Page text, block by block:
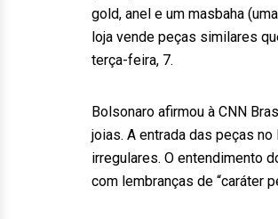
gold, anel e um masbaha
loja vende peças similares
terça-feira, 7.
Bolsonaro afirmou à CNN
joias. A entrada das peças
irregulares. O entendimento
com lembranças de “caráter